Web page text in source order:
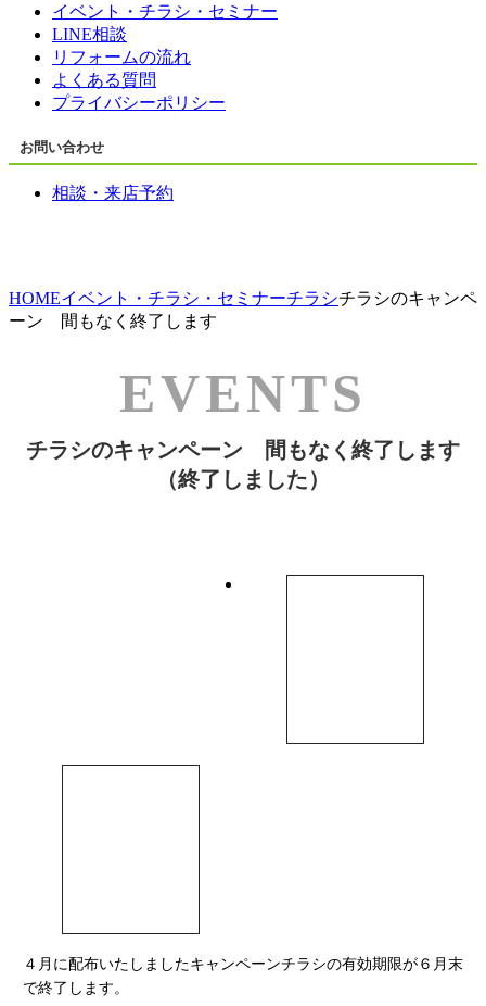
イベント・チラシ・セミナー
LINE相談
リフォームの流れ
よくある質問
プライバシーポリシー
お問い合わせ
相談・来店予約
HOMEイベント・チラシ・セミナーチラシチラシのキャンペ
ーン 間もなく終了します
チラシのキャンペーン 間もなく終了します
（終了しました）
４月に配布いたしましたキャンペーンチラシの有効期限が６月末
で終了します。